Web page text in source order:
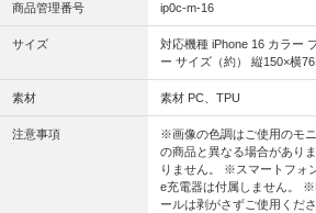
商品管理番号 ip0c-m-16
サイズ
対応機種 iPhone 16 カラー
ー サイズ（約） 縦150×横
素材 素材 PC、TPU
注意事項
※画像の色調はご使用のモ
の商品と異なる場合があり
りません。 ※スマートフォ
e充電器は付属しません。
ールは剥がさずご使用くだ